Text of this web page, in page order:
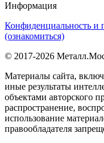
Информация
Конфиденциальность и
(ознакомиться)
© 2017-2026
Материалы сайта,
иные результаты
объектами авторского
распространение,
использование
правообладателя